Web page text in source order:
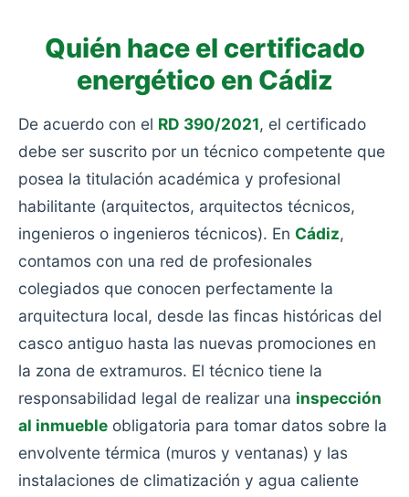
Quién hace el certificado
energético en Cádiz
De acuerdo con el RD 390/2021, el certificado
debe ser suscrito por un técnico competente que
posea la titulación académica y profesional
habilitante (arquitectos, arquitectos técnicos,
ingenieros o ingenieros técnicos). En Cádiz,
contamos con una red de profesionales
colegiados que conocen perfectamente la
arquitectura local, desde las fincas históricas del
casco antiguo hasta las nuevas promociones en
la zona de extramuros. El técnico tiene la
responsabilidad legal de realizar una inspección
al inmueble obligatoria para tomar datos sobre la
envolvente térmica (muros y ventanas) y las
instalaciones de climatización y agua caliente